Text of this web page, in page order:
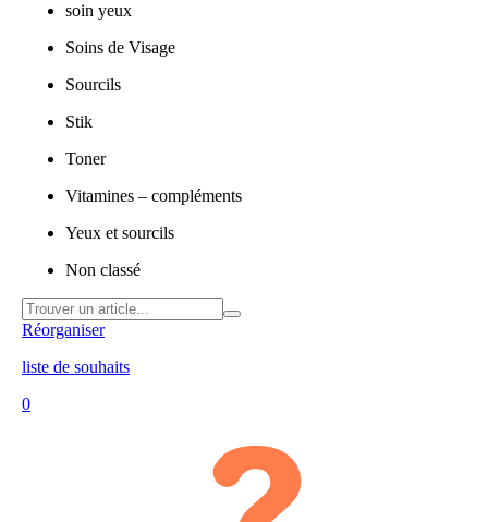
soin yeux
Soins de Visage
Sourcils
Stik
Toner
Vitamines – compléments
Yeux et sourcils
Non classé
Réorganiser
liste de souhaits
0